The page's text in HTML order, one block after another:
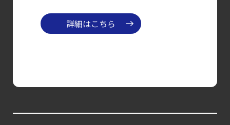
クラウドワークロードを守る最新セキュリテ
【ブログ】
詳細はこちら